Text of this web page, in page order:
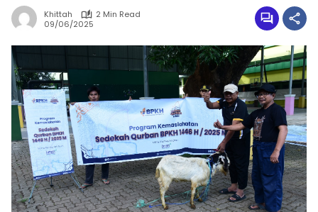
Khittah
2 Min Read
09/06/2025